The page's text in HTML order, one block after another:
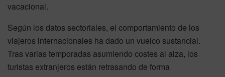
vacacional.
Según los datos sectoriales, el comportamiento de los
viajeros internacionales ha dado un vuelco sustancial.
Tras varias temporadas asumiendo costes al alza, los
turistas extranjeros están retrasando de forma